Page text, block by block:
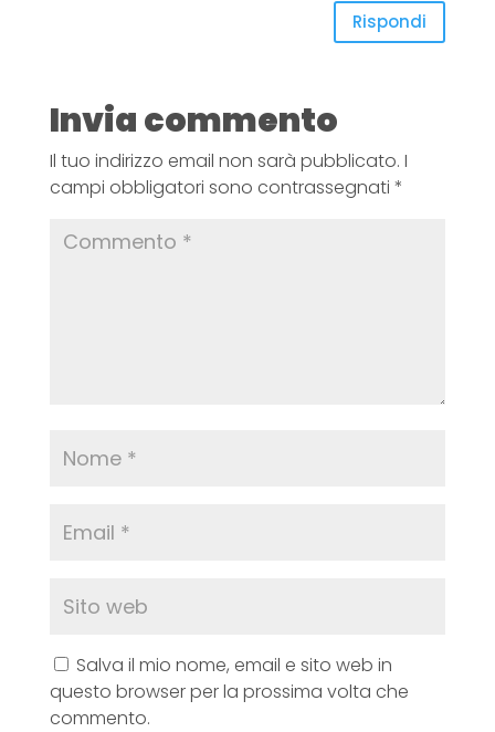
Rispondi
Invia commento
Il tuo indirizzo email non sarà pubblicato. I
campi obbligatori sono contrassegnati *
Salva il mio nome, email e sito web in
questo browser per la prossima volta che
commento.